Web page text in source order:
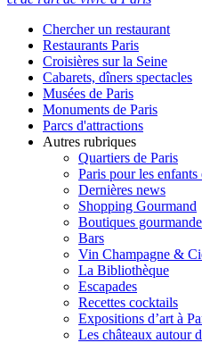
Chercher un restaurant
Restaurants Paris
Croisières sur la Seine
Cabarets, dîners spectacles
Musées de Paris
Monuments de Paris
Parcs d'attractions
Autres rubriques
Quartiers de Paris
Paris pour les enfants
Dernières news
Shopping Gourmand
Boutiques
Bars
Vin Champagne &
La Bibliothèque
Escapades
Recettes cocktails
Expositions d’art à
Les châteaux autour